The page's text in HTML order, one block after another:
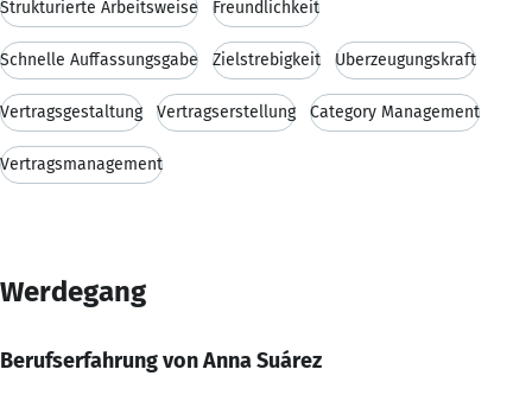
Strukturierte Arbeitsweise Freundlichkeit
Schnelle Auffassungsgabe Zielstrebigkeit Überzeugungskraft
Vertragsgestaltung Vertragserstellung Category Management
Vertragsmanagement
Werdegang
Berufserfahrung von Anna Suárez